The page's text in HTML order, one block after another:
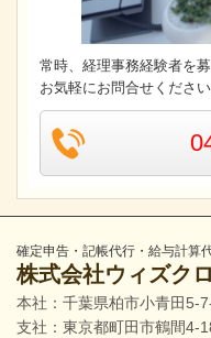
常時、経理事務経験者を
お気軽にお問合せください
確定申告・記帳代行・給与計算
株式会社ウィズク
本社：千葉県柏市小青田5-
支社：東京都町田市鶴間4-